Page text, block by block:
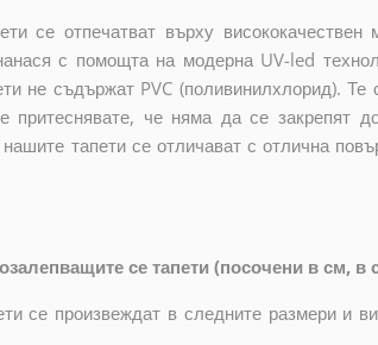
се отпечатват върху
с помощта на модерна UV-led
не съдържат PVC (поливинилхлорид). Те
че няма да се закрепят
тапети се отличават с отлична
се тапети (посочени в см,
се произвеждат в следните размери и